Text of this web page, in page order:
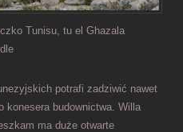
Tunisu, tu el Ghazala
potrafi zadziwić nawet
konesera budownictwa. Willa
ma duże otwarte